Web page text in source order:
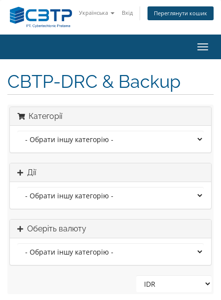
Українська Вхід Переглянути кошик
CBTP-DRC & Backup
Категорії
Дії
Оберіть валюту